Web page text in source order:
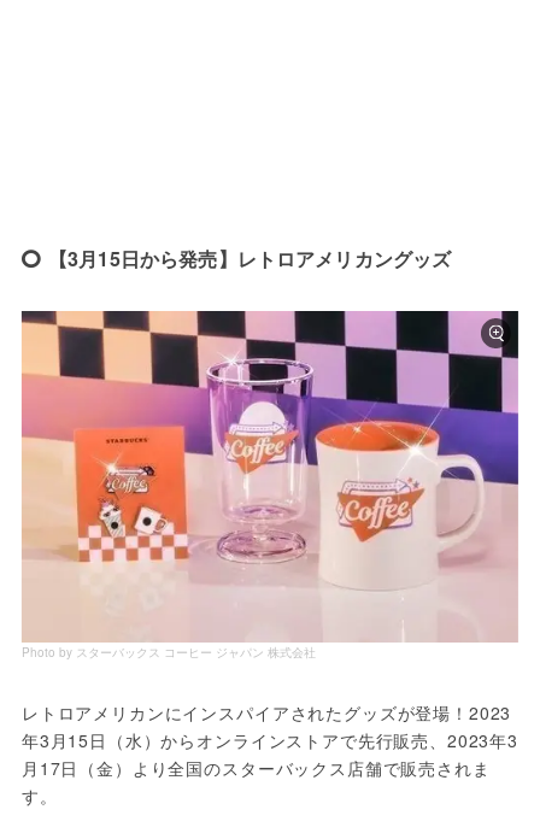
【3月15日から発売】レトロアメリカングッズ
Photo by スターバックス コーヒー ジャパン 株式会社
レトロアメリカンにインスパイアされたグッズが登場！2023
年3月15日（水）からオンラインストアで先行販売、2023年3
月17日（金）より全国のスターバックス店舗で販売されま
す。